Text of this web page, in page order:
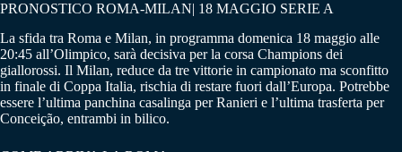
PRONOSTICO ROMA-MILAN| 18 MAGGIO SERIE A
La sfida tra Roma e Milan, in programma domenica 18 maggio alle
20:45 all’Olimpico, sarà decisiva per la corsa Champions dei
giallorossi. Il Milan, reduce da tre vittorie in campionato ma sconfitto
in finale di Coppa Italia, rischia di restare fuori dall’Europa. Potrebbe
essere l’ultima panchina casalinga per Ranieri e l’ultima trasferta per
Conceição, entrambi in bilico.